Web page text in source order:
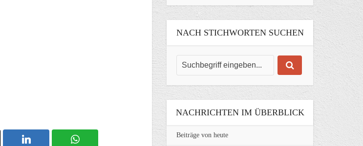
NACH STICHWORTEN SUCHEN
NACHRICHTEN IM ÜBERBLICK
Beiträge von heute